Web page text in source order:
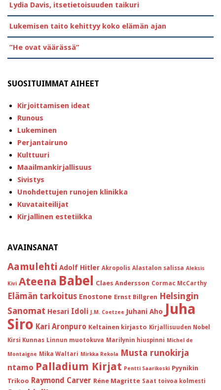
Lydia Davis, itsetietoisuuden taikuri
Lukemisen taito kehittyy koko elämän ajan
”He ovat väärässä”
SUOSITUIMMAT AIHEET
Kirjoittamisen ideat
Runous
Lukeminen
Perjantairuno
Kulttuuri
Maailmankirjallisuus
Sivistys
Unohdettujen runojen klinikka
Kuvataiteilijat
Kirjallinen estetiikka
AVAINSANAT
Aamulehti Adolf Hitler Akropolis Alastalon salissa Aleksis
Kivi Ateena Babel Claes Andersson Cormac McCarthy
Elämän tarkoitus Enostone Ernst Billgren Helsingin
Sanomat Hesari Idoli J.M. Coetzee Juhani Aho Juha
Siro Kari Aronpuro Keltainen kirjasto Kirjallisuuden Nobel
Kirsi Kunnas Linnun muotokuva Marilynin hiuspinni Michel de
Montaigne Mika Waltari Mirkka Rekola Musta runokirja
ntamo Palladium Kirjat Pentti Saarikoski Pyynikin
Trikoo Raymond Carver Réne Magritte Saat toivoa kolmesti